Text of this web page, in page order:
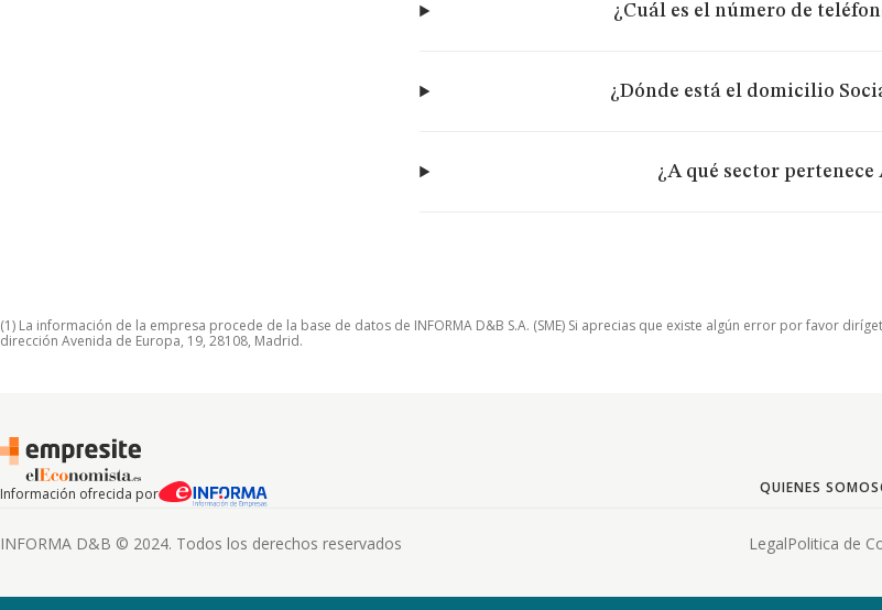
¿Cuál es el número de
¿Dónde está el domicilio
¿A qué sector pertenece
(1) La información de la empresa procede de la base de datos de INFORMA D&B S.A. (SME) Si aprecias que existe algún error por favor
dirección Avenida de Europa, 19, 28108, Madrid.
Información ofrecida por QUIENES SOMOS
INFORMA D&B © 2024. Todos los derechos reservados LegalPolitica de